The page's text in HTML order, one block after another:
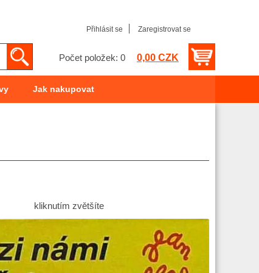
Přihlásit se Zaregistrovat se
Počet položek: 0 0,00 CZK
Jak nakupovat
kliknutím zvětšíte